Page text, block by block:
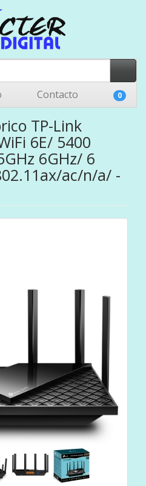
Contacto 0
TP-Link
6E/ 5400
6GHz/ 6
ac/n/a/ -